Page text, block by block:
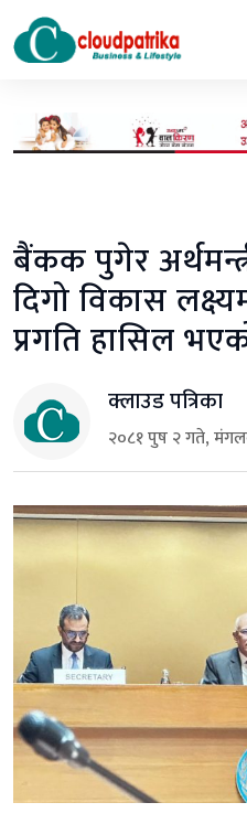
बैंकक पुगेर
दिगो विकास
प्रगति हासिल
क्लाउड पत्रिका
२०८१ पुष २ गते,